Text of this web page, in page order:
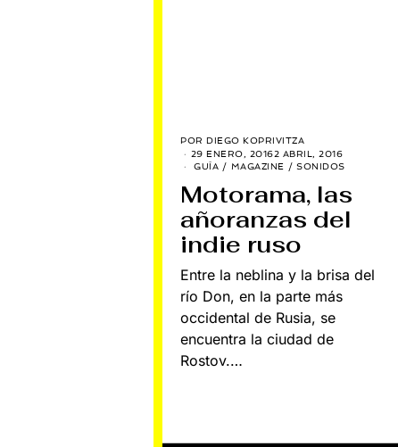
POR DIEGO KOPRIVITZA
29 ENERO, 20162 ABRIL, 2016
GUÍA / MAGAZINE / SONIDOS
Motorama, las
añoranzas del
indie ruso
Entre la neblina y la brisa del
río Don, en la parte más
occidental de Rusia, se
encuentra la ciudad de
Rostov.…